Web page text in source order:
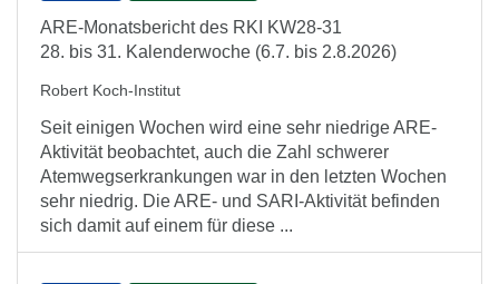
ARE-Monatsbericht des RKI KW28-31
28. bis 31. Kalenderwoche (6.7. bis 2.8.2026)
Robert Koch-Institut
Seit einigen Wochen wird eine sehr niedrige ARE-
Aktivität beobachtet, auch die Zahl schwerer
Atemwegserkrankungen war in den letzten Wochen
sehr niedrig. Die ARE- und SARI-Aktivität befinden
sich damit auf einem für diese ...